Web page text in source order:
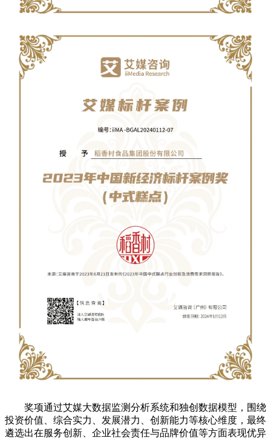
奖项通过艾媒大数据监测分析系统和独创数据模型，围绕
投资价值、综合实力、发展潜力、创新能力等核心维度，最终
遴选出在服务创新、企业社会责任与品牌价值等方面表现优异